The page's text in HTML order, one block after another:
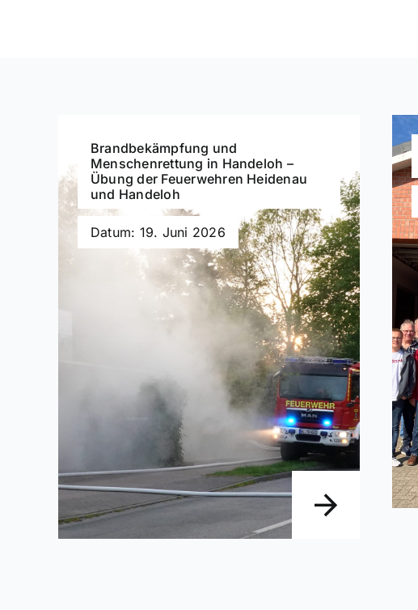
Brandbekämpfung und
Menschenrettung in Handeloh –
Übung der Feuerwehren Heidenau
und Handeloh
Datum: 19. Juni 2026